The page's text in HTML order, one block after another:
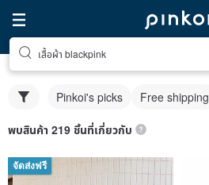
เสื้อผ้า blackpink
Pinkoi's picks Free shipping
พบสินค้า 219 ชิ้นที่เกี่ยวกับ
จัดส่งฟรี